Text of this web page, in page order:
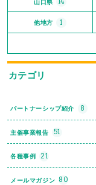
山口県
他地方 1
カテゴリ
パートナーシップ紹介 8
主催事業報告 51
各種事例 21
メールマガジン 80